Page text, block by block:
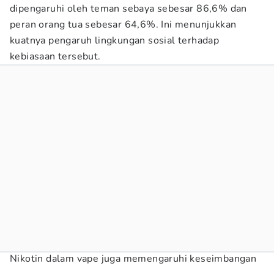
dipengaruhi oleh teman sebaya sebesar 86,6% dan
peran orang tua sebesar 64,6%. Ini menunjukkan
kuatnya pengaruh lingkungan sosial terhadap
kebiasaan tersebut.
Nikotin dalam vape juga memengaruhi keseimbangan